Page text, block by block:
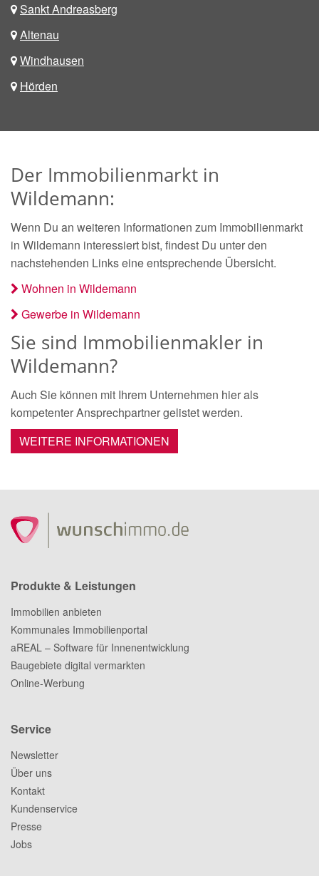
Sankt Andreasberg
Altenau
Windhausen
Hörden
Der Immobilienmarkt in
Wildemann:
Wenn Du an weiteren Informationen zum Immobilienmarkt
in Wildemann interessiert bist, findest Du unter den
nachstehenden Links eine entsprechende Übersicht.
Wohnen in Wildemann
Gewerbe in Wildemann
Sie sind Immobilienmakler in
Wildemann?
Auch Sie können mit Ihrem Unternehmen hier als
kompetenter Ansprechpartner gelistet werden.
WEITERE INFORMATIONEN
Produkte & Leistungen
Immobilien anbieten
Kommunales Immobilienportal
aREAL – Software für Innenentwicklung
Baugebiete digital vermarkten
Online-Werbung
Service
Newsletter
Über uns
Kontakt
Kundenservice
Presse
Jobs